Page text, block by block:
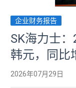
企业财务报告
SK海力士
韩元，同比
2026年07月29日